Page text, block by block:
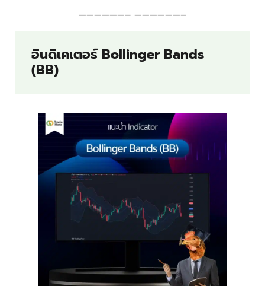
——————– ——————–
อินดิเคเตอร์ Bollinger Bands
(BB)